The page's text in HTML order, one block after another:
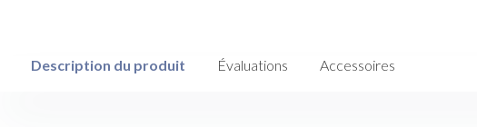
Description du produit Évaluations Accessoires